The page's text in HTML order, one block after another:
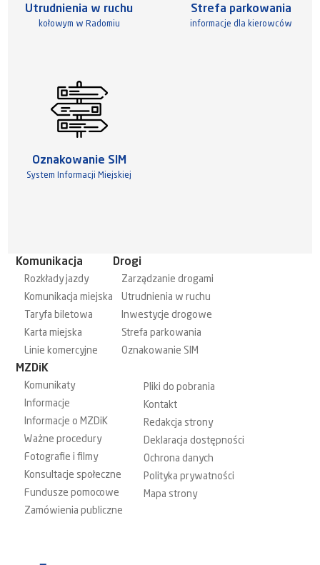
Utrudnienia w ruchu
kołowym w Radomiu
Strefa parkowania
informacje dla kierowców
Oznakowanie SIM
System Informacji Miejskiej
Komunikacja
Rozkłady jazdy
Komunikacja miejska
Taryfa biletowa
Karta miejska
Linie komercyjne
Drogi
Zarządzanie drogami
Utrudnienia w ruchu
Inwestycje drogowe
Strefa parkowania
Oznakowanie SIM
MZDiK
Komunikaty
Informacje
Informacje o MZDiK
Ważne procedury
Fotografie i filmy
Konsultacje społeczne
Fundusze pomocowe
Zamówienia publiczne
Pliki do pobrania
Kontakt
Redakcja strony
Deklaracja dostępności
Ochrona danych
Polityka prywatności
Mapa strony